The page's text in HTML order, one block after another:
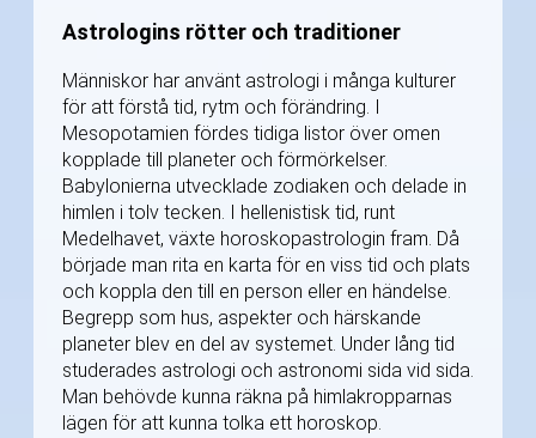
Astrologins rötter och traditioner
Människor har använt astrologi i många kulturer
för att förstå tid, rytm och förändring. I
Mesopotamien fördes tidiga listor över omen
kopplade till planeter och förmörkelser.
Babylonierna utvecklade zodiaken och delade in
himlen i tolv tecken. I hellenistisk tid, runt
Medelhavet, växte horoskopastrologin fram. Då
började man rita en karta för en viss tid och plats
och koppla den till en person eller en händelse.
Begrepp som hus, aspekter och härskande
planeter blev en del av systemet. Under lång tid
studerades astrologi och astronomi sida vid sida.
Man behövde kunna räkna på himlakropparnas
lägen för att kunna tolka ett horoskop.